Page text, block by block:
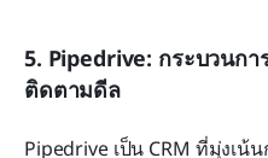
5. Pipedrive: กระบวนก
ติดตามดีล
Pipedrive เป็น CRM ที่มุ่งเน้